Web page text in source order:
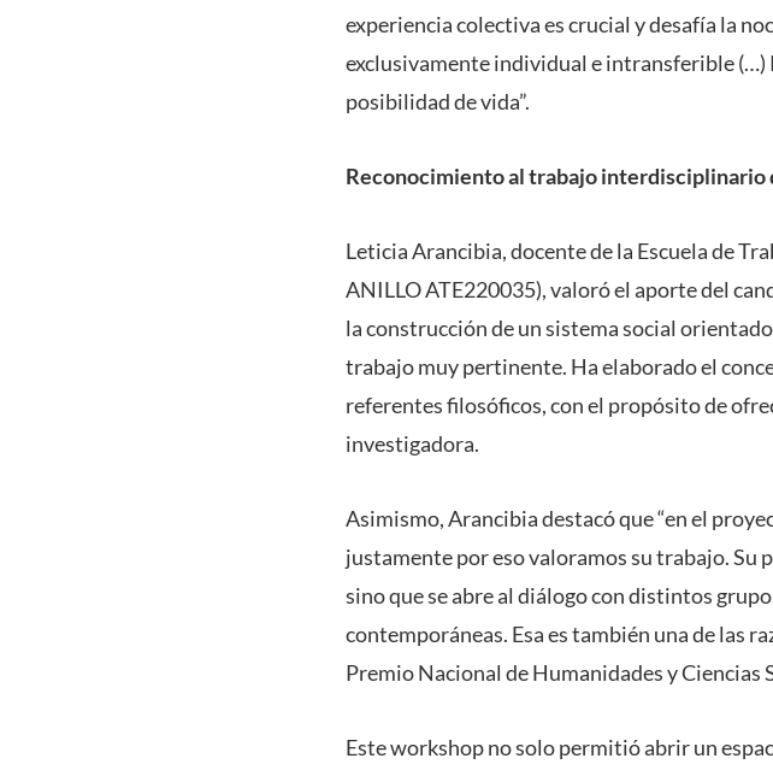
experiencia colectiva es crucial y desafía la
exclusivamente individual e intransferible
posibilidad de vida”.
Reconocimiento al trabajo interdisciplinario
Leticia Arancibia, docente de la Escuela de
ANILLO ATE220035), valoró el aporte del
la construcción de un sistema social
trabajo muy pertinente. Ha elaborado el
referentes filosóficos, con el propósito de
investigadora.
Asimismo, Arancibia destacó que “en el
justamente por eso valoramos su trabajo. Su
sino que se abre al diálogo con distintos
contemporáneas. Esa es también una de las
Premio Nacional de Humanidades y Ciencias
Este workshop no solo permitió abrir un